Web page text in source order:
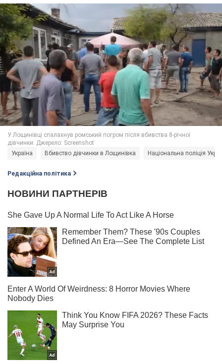
Україна Вбивство дівчинки в Лощинівка Національна поліція
Редакційна політика